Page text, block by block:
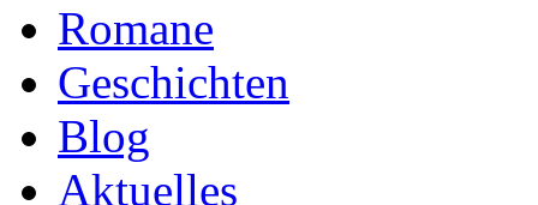
Romane
Geschichten
Blog
Aktuelles